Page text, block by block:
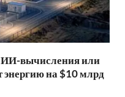
ИИ-вычисления или
энергию на $10 млрд